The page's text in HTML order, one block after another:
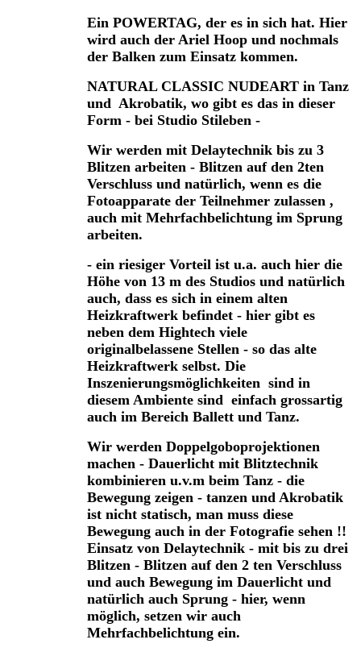
Ein POWERTAG, der es in sich hat. Hier
wird auch der Ariel Hoop und nochmals
der Balken zum Einsatz kommen.
NATURAL CLASSIC NUDEART in Tanz
und Akrobatik, wo gibt es das in dieser
Form - bei Studio Stileben -
Wir werden mit Delaytechnik bis zu 3
Blitzen arbeiten - Blitzen auf den 2ten
Verschluss und natürlich, wenn es die
Fotoapparate der Teilnehmer zulassen ,
auch mit Mehrfachbelichtung im Sprung
arbeiten.
- ein riesiger Vorteil ist u.a. auch hier die
Höhe von 13 m des Studios und natürlich
auch, dass es sich in einem alten
Heizkraftwerk befindet - hier gibt es
neben dem Hightech viele
originalbelassene Stellen - so das alte
Heizkraftwerk selbst. Die
Inszenierungsmöglichkeiten sind in
diesem Ambiente sind einfach grossartig
auch im Bereich Ballett und Tanz.
Wir werden Doppelgoboprojektionen
machen - Dauerlicht mit Blitztechnik
kombinieren u.v.m beim Tanz - die
Bewegung zeigen - tanzen und Akrobatik
ist nicht statisch, man muss diese
Bewegung auch in der Fotografie sehen !!
Einsatz von Delaytechnik - mit bis zu drei
Blitzen - Blitzen auf den 2 ten Verschluss
und auch Bewegung im Dauerlicht und
natürlich auch Sprung - hier, wenn
möglich, setzen wir auch
Mehrfachbelichtung ein.